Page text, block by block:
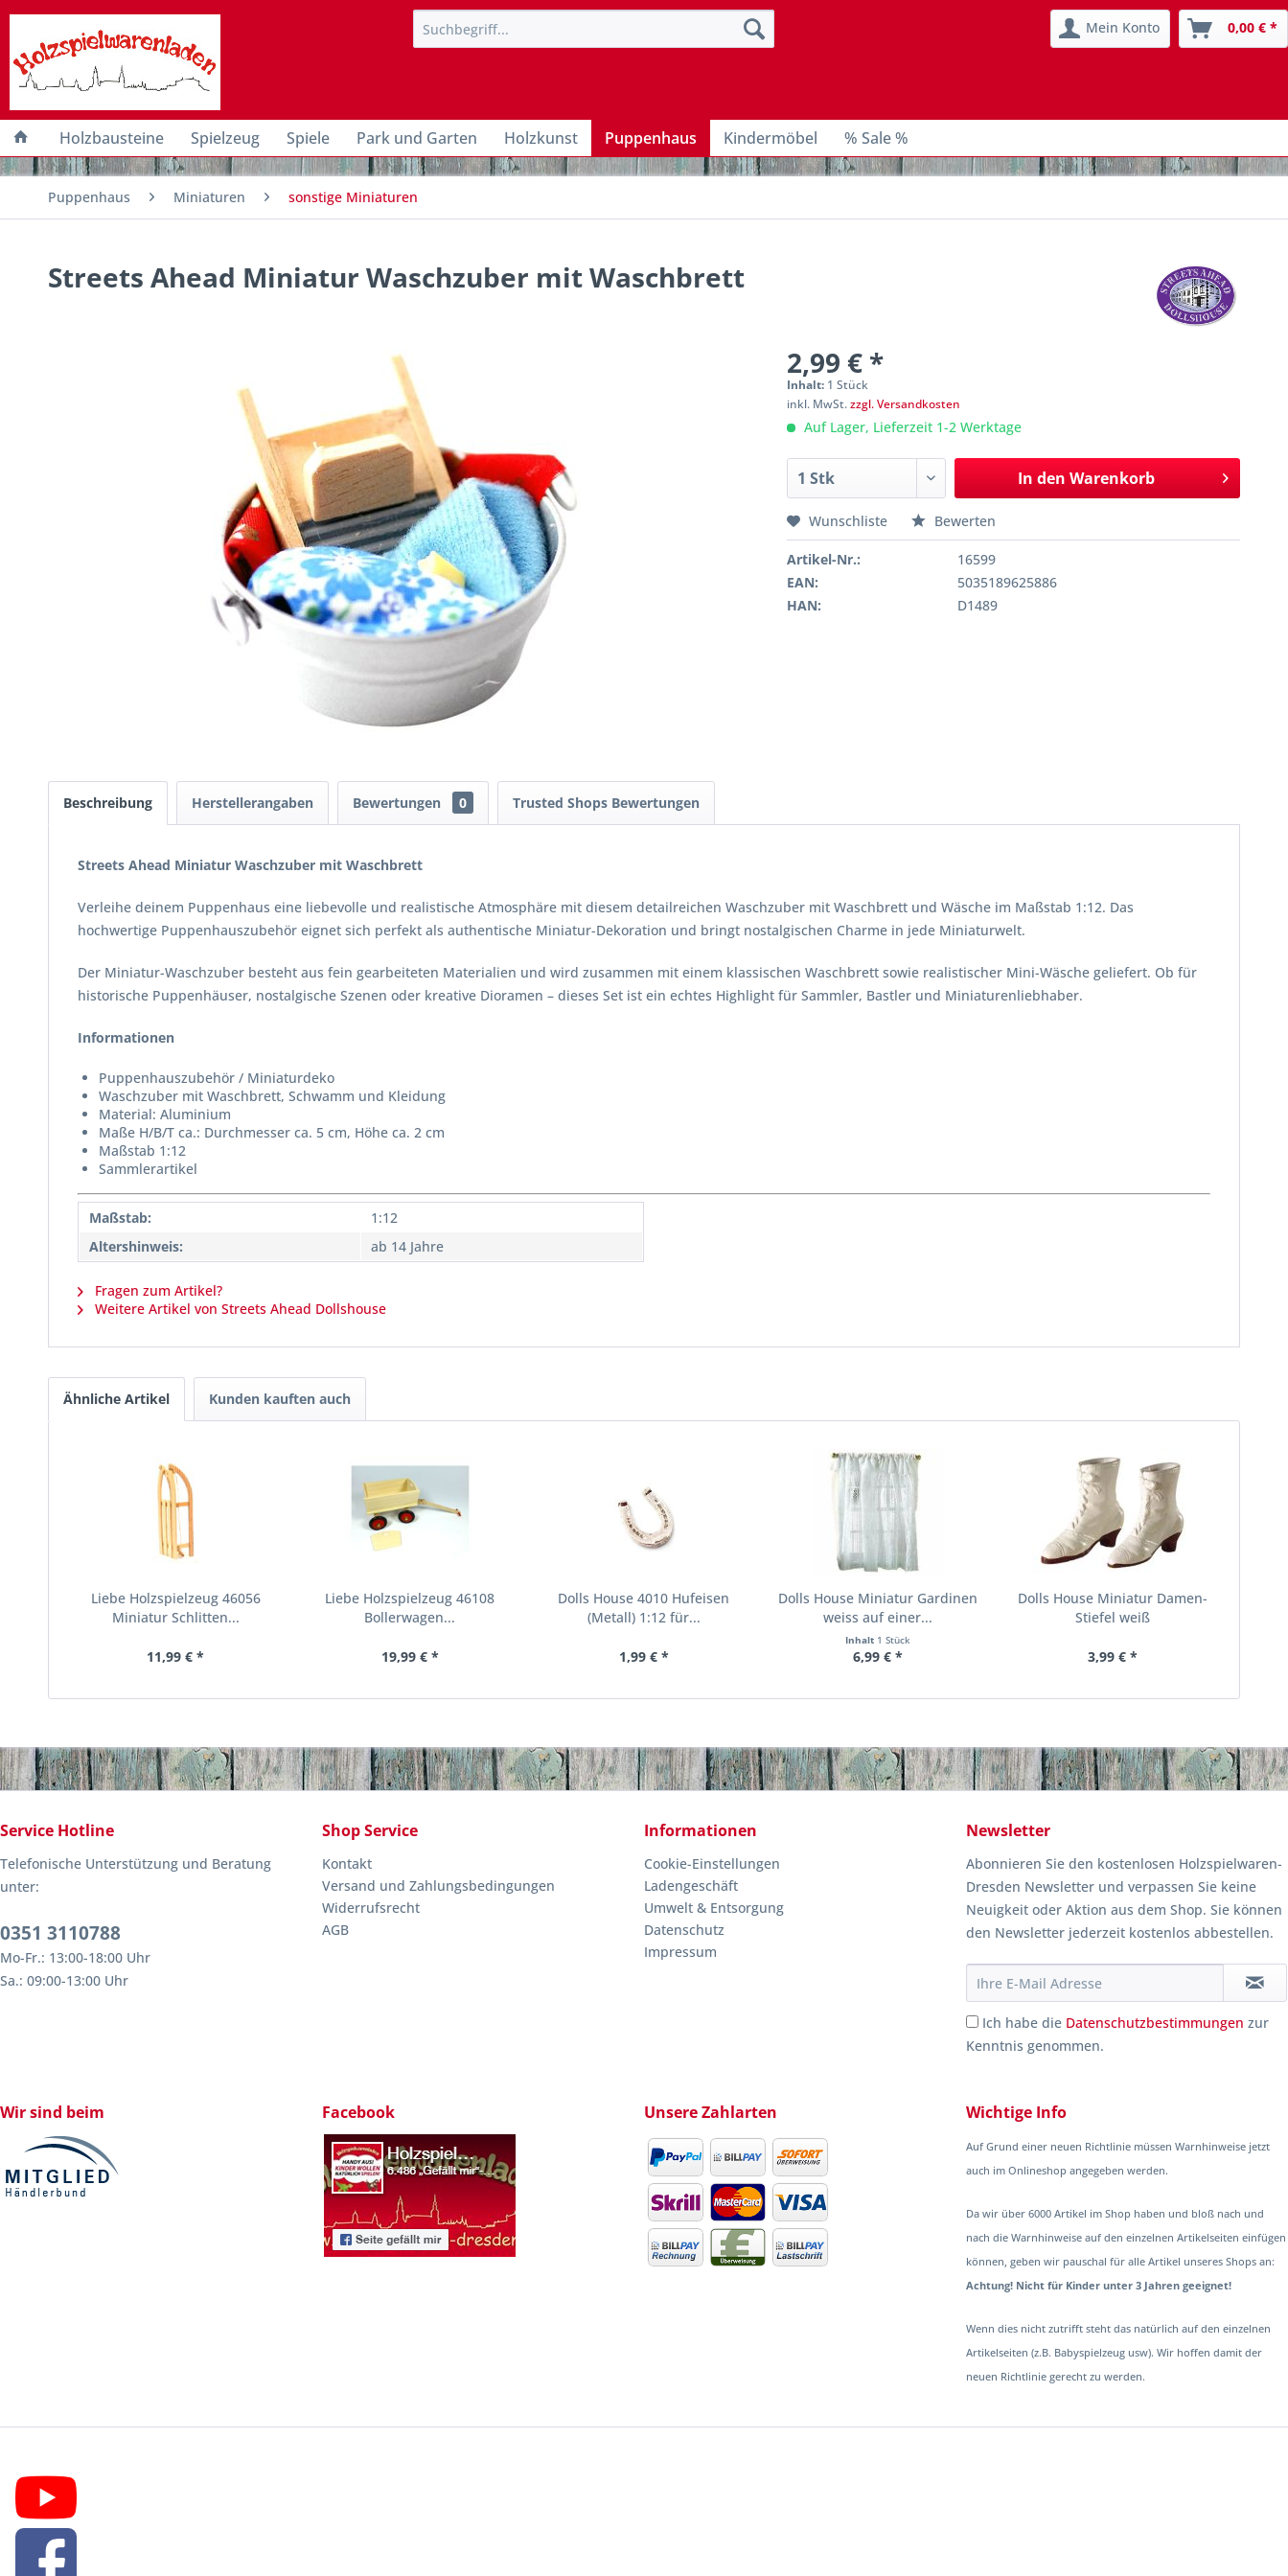
Mein Konto 0,00 € *
Holzbausteine Spielzeug Spiele Park und Garten Holzkunst Puppenhaus Kindermöbel % Sale %
Puppenhaus Miniaturen sonstige Miniaturen
Streets Ahead Miniatur Waschzuber mit Waschbrett
2,99 € *
Inhalt: 1 Stück
inkl. MwSt.zzgl. Versandkosten
Auf Lager, Lieferzeit 1-2 Werktage
In den Warenkorb
Wunschliste Bewerten
Artikel-Nr.:
16599
EAN:
5035189625886
HAN:
D1489
Beschreibung Herstellerangaben Bewertungen 0 Trusted Shops Bewertungen
Streets Ahead Miniatur Waschzuber mit Waschbrett
Verleihe deinem Puppenhaus eine liebevolle und realistische Atmosphäre mit diesem detailreichen Waschzuber mit Waschbrett und Wäsche im Maßstab 1:12. Das
hochwertige Puppenhauszubehör eignet sich perfekt als authentische Miniatur-Dekoration und bringt nostalgischen Charme in jede Miniaturwelt.
Der Miniatur-Waschzuber besteht aus fein gearbeiteten Materialien und wird zusammen mit einem klassischen Waschbrett sowie realistischer Mini-Wäsche geliefert. Ob für
historische Puppenhäuser, nostalgische Szenen oder kreative Dioramen – dieses Set ist ein echtes Highlight für Sammler, Bastler und Miniaturenliebhaber.
Informationen
Puppenhauszubehör / Miniaturdeko
Waschzuber mit Waschbrett, Schwamm und Kleidung
Material: Aluminium
Maße H/B/T ca.: Durchmesser ca. 5 cm, Höhe ca. 2 cm
Maßstab 1:12
Sammlerartikel
Maßstab:
1:12
Altershinweis:
ab 14 Jahre
Fragen zum Artikel?
Weitere Artikel von Streets Ahead Dollshouse
Ähnliche Artikel Kunden kauften auch
Liebe Holzspielzeug 46056
Miniatur Schlitten...
11,99 € *
Liebe Holzspielzeug 46108
Bollerwagen...
19,99 € *
Dolls House 4010 Hufeisen
(Metall) 1:12 für...
1,99 € *
Dolls House Miniatur Gardinen
weiss auf einer...
Inhalt 1 Stück
6,99 € *
Dolls House Miniatur Damen-
Stiefel weiß
3,99 € *
Service Hotline
Telefonische Unterstützung und Beratung
unter:
0351 3110788
Mo-Fr.: 13:00-18:00 Uhr
Sa.: 09:00-13:00 Uhr
Shop Service
Kontakt
Versand und Zahlungsbedingungen
Widerrufsrecht
AGB
Informationen
Cookie-Einstellungen
Ladengeschäft
Umwelt & Entsorgung
Datenschutz
Impressum
Newsletter
Abonnieren Sie den kostenlosen Holzspielwaren-
Dresden Newsletter und verpassen Sie keine
Neuigkeit oder Aktion aus dem Shop. Sie können
den Newsletter jederzeit kostenlos abbestellen.
Ich habe die Datenschutzbestimmungen zur
Kenntnis genommen.
Wir sind beim Facebook Unsere Zahlarten Wichtige Info
Auf Grund einer neuen Richtlinie müssen Warnhinweise jetzt
auch im Onlineshop angegeben werden.
Da wir über 6000 Artikel im Shop haben und bloß nach und
nach die Warnhinweise auf den einzelnen Artikelseiten einfügen
können, geben wir pauschal für alle Artikel unseres Shops an:
Achtung! Nicht für Kinder unter 3 Jahren geeignet!
Wenn dies nicht zutrifft steht das natürlich auf den einzelnen
Artikelseiten (z.B. Babyspielzeug usw). Wir hoffen damit der
neuen Richtlinie gerecht zu werden.